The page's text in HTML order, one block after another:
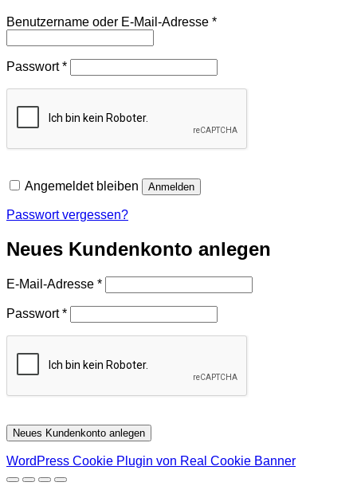
Benutzername oder E-Mail-Adresse *Erforderlich
Passwort*Erforderlich
Angemeldet bleiben Anmelden
Passwort vergessen?
Neues Kundenkonto anlegen
E-Mail-Adresse *Erforderlich
Passwort*Erforderlich
Neues Kundenkonto anlegen
WordPress Cookie Plugin von Real Cookie Banner